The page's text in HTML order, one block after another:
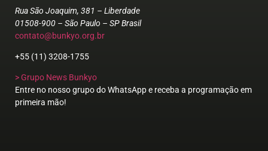
Rua São Joaquim, 381 – Liberdade
01508-900 – São Paulo – SP Brasil
contato@bunkyo.org.br
+55 (11) 3208-1755
> Grupo News Bunkyo
Entre no nosso grupo do WhatsApp e receba a programação em
primeira mão!